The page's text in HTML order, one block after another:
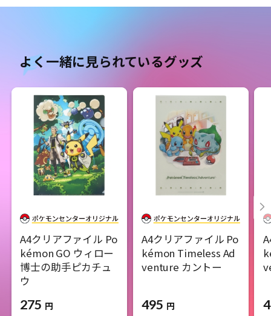
よく一緒に見られているグッズ
A4クリアファイル Po
kémon GO ウィロー
博士の助手ピカチュ
ウ
275 円
A4クリアファイル Po
kémon Timeless Ad
venture カントー
495 円